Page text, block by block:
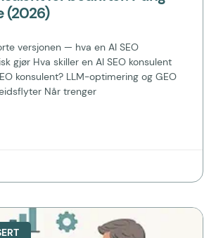
(2026)
versjonen — hva en AI SEO
gjør Hva skiller en AI SEO konsulent
konsulent? LLM-optimering og GEO
Når trenger